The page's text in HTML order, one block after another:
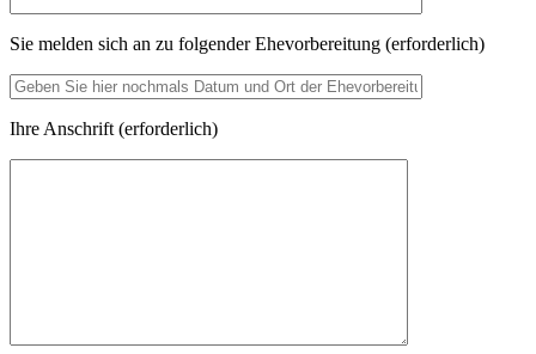
Sie melden sich an zu folgender Ehevorbereitung (erforderlich)
Ihre Anschrift (erforderlich)